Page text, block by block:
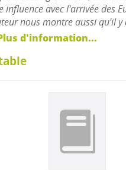
influence avec l'arrivée des
nous montre aussi qu'il y
d'information...